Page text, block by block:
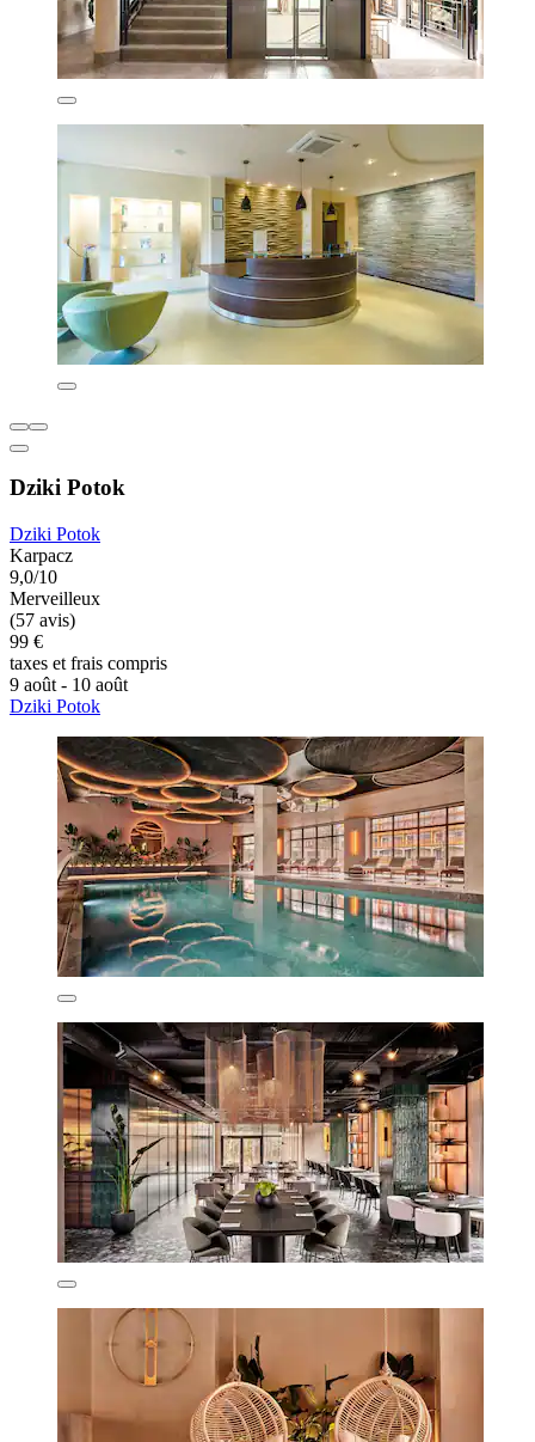
Dziki Potok
Dziki Potok
Karpacz
9,0/10
Merveilleux
(57 avis)
99 €
taxes et frais compris
9 août - 10 août
Dziki Potok